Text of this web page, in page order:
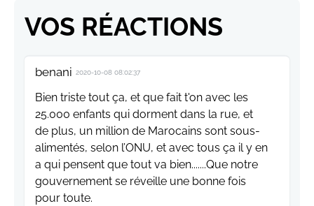
VOS RÉACTIONS
benani 2020-10-08 08:02:37
Bien triste tout ça, et que fait t'on avec les
25.000 enfants qui dorment dans la rue, et
de plus, un million de Marocains sont sous-
alimentés, selon l’ONU, et avec tous ça il y en
a qui pensent que tout va bien.......Que notre
gouvernement se réveille une bonne fois
pour toute.